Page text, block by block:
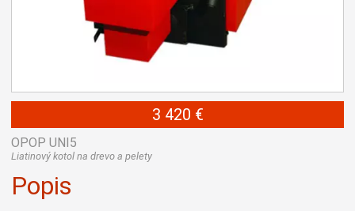
3 420 €
OPOP UNI5
Liatinový kotol na drevo a pelety
Popis